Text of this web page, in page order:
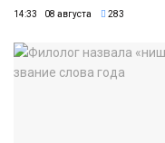
14:33 08 августа 283